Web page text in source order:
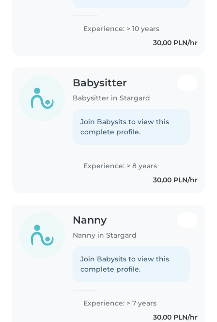
Experience: > 10 years
30,00 PLN/hr
Babysitter
Babysitter in Stargard
Join Babysits to view this
complete profile.
Experience: > 8 years
30,00 PLN/hr
Nanny
Nanny in Stargard
Join Babysits to view this
complete profile.
Experience: > 7 years
30,00 PLN/hr